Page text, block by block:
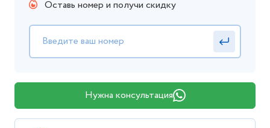
Оставь номер и получи скидку
Нужна консультация